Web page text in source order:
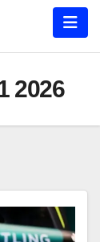
2026